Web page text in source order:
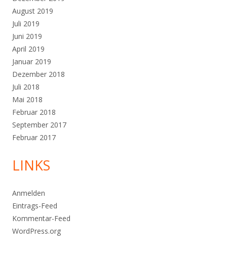
August 2019
Juli 2019
Juni 2019
April 2019
Januar 2019
Dezember 2018
Juli 2018
Mai 2018
Februar 2018
September 2017
Februar 2017
LINKS
Anmelden
Eintrags-Feed
Kommentar-Feed
WordPress.org